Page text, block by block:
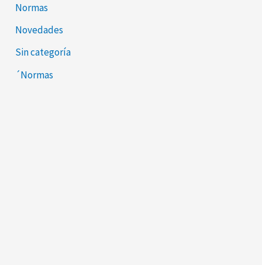
Normas
Novedades
Sin categoría
´Normas